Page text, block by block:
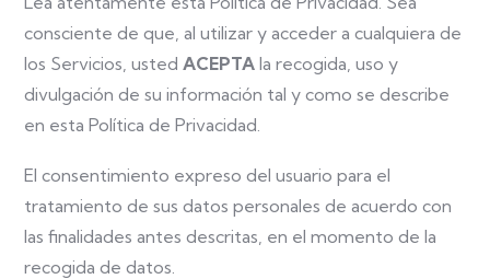
consciente de que, al utilizar y acceder a cualquiera de
los Servicios, usted ACEPTA la recogida, uso y
divulgación de su información tal y como se describe
en esta Política de Privacidad.
El consentimiento expreso del usuario para el
tratamiento de sus datos personales de acuerdo con
las finalidades antes descritas, en el momento de la
recogida de datos.